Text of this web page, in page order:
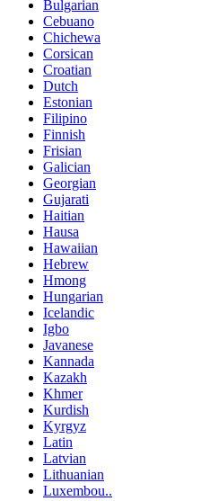
Bulgarian
Cebuano
Chichewa
Corsican
Croatian
Dutch
Estonian
Filipino
Finnish
Frisian
Galician
Georgian
Gujarati
Haitian
Hausa
Hawaiian
Hebrew
Hmong
Hungarian
Icelandic
Igbo
Javanese
Kannada
Kazakh
Khmer
Kurdish
Kyrgyz
Latin
Latvian
Lithuanian
Luxembou..